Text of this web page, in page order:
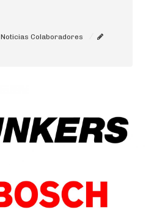
Noticias Colaboradores